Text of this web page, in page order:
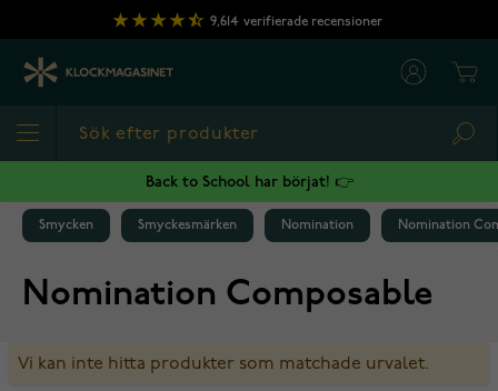
Hoppa till innehållet
9,614 verifierade recensioner
Back to School har börjat! 👉
Smycken Smyckesmärken Nomination Nomination
Nomination Composable
Vi kan inte hitta produkter som matchade urvalet.